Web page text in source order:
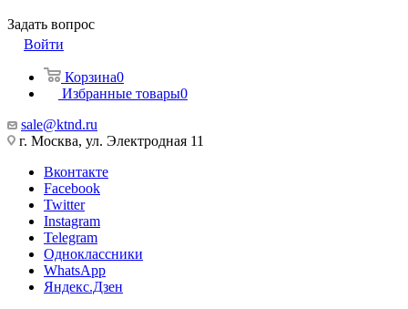
Задать вопрос
Войти
Корзина0
Избранные товары0
sale@ktnd.ru
г. Москва, ул. Электродная 11
Вконтакте
Facebook
Twitter
Instagram
Telegram
Одноклассники
WhatsApp
Яндекс.Дзен